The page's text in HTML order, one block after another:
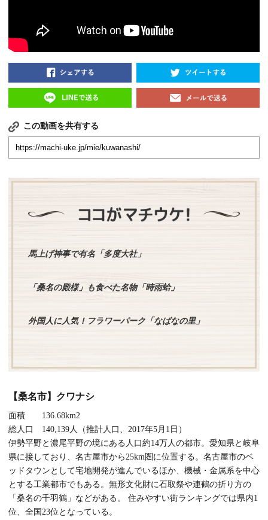
この動画を共有する
馬上げ神事で有名「多度大社」
「桑名の殿様」も食べた名物「時雨蛤」
外国人に人気！フラワーパーク「なばなの里」
【桑名市】クワナシ
面積 136.68km2
総人口 140,139人（推計人口、2017年5月1日）
伊勢平野と濃尾平野の境にある人口約14万人の都市。愛知県と岐阜
県に接しており、名古屋市から25km圏に位置する。名古屋市のベ
ッドタウンとして宅地開発が進んでいるほか、機械・金属系を中心
とする工業都市でもある。無形文化財に石取祭や連鶴の折り方の
「桑名の千羽鶴」などがある。 住みやすい街ランキングでは県内1
位、全国23位となっている。